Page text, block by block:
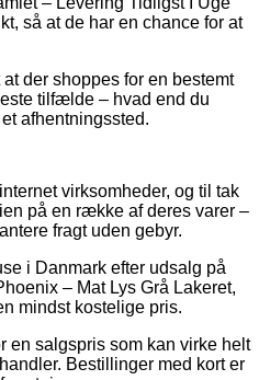
så at de har en chance for at
der shoppes for en bestemt
tilfælde – hvad end du
afhentningssted.
virksomheder, og til tak
på en række af deres varer –
fragt uden gebyr.
i Danmark efter udsalg på
– Mat Lys Grå Lakeret,
mindst kostelige pris.
en salgspris som kan virke helt
Bestillinger med kort er